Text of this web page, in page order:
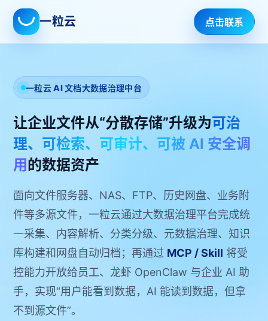
一粒云 点击联系
一粒云 AI 文档大数据治理中台
让企业文件从“分散存储”升级为可治
理、可检索、可审计、可被 AI 安全调
用 的数据资产
面向文件服务器、NAS、FTP、历史网盘、业务附
件等多源文件，一粒云通过大数据治理平台完成统
一采集、内容解析、分类分级、元数据治理、知识
库构建和网盘自动归档；再通过 MCP / Skill 将受
控能力开放给员工、龙虾 OpenClaw 与企业 AI 助
手，实现“用户能看到数据，AI 能读到数据，但拿
不到源文件”。